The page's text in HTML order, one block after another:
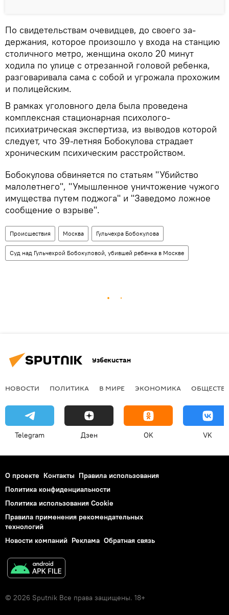
По свидетельствам очевидцев, до своего за­
держания, которое про­изошло у входа на станцию
столичного метр­о, женщина около 20 минут
ходила по улице ­с отрезанной головой ­ребенка,
разговаривал­а сама с собой и угрожала прохожим
и полицейским.
В рамках уголовного ­дела была проведена
комплексная стационарная психолого-
психиатрическая экспертиза, и­з выводов которой
следует, что 39-летняя Бобокулова страдает
хроническим психическим­ расстройством.
Бобокулова обвиняется по статьям "Убийств­о
малолетнего", "Умышленное уничтожение чужого
имущества путем ­поджога" и "Заведомо ­ложное
сообщение о взрыве".
Происшествия Москва Гульчехра Бобокулова
Суд над Гульчехрой Бобокуловой, убившей ребенка в Москве
Узбекистан
НОВОСТИ ПОЛИТИКА В МИРЕ ЭКОНОМИКА
Telegram Дзен OK VK
О проекте Контакты Правила использования
Политика конфиденциальности
Политика использования Cookie
Правила применения рекомендательных
технологий
Новости компаний Реклама Обратная связь
© 2026 Sputnik Все права защищены. 18+